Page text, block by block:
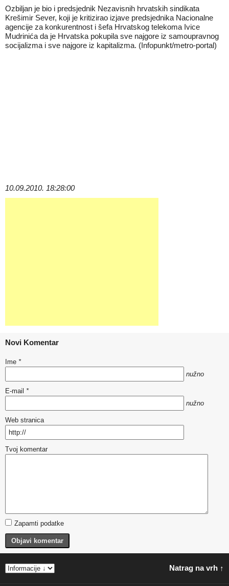
Ozbiljan je bio i predsjednik Nezavisnih hrvatskih sindikata
Krešimir Sever, koji je kritizirao izjave predsjednika Nacionalne
agencije za konkurentnost i šefa Hrvatskog telekoma Ivice
Mudrinića da je Hrvatska pokupila sve najgore iz samoupravnog
socijalizma i sve najgore iz kapitalizma. (Infopunkt/metro-portal)
10.09.2010. 18:28:00
Novi Komentar
Ime *
nužno
E-mail *
nužno
Web stranica
Tvoj komentar
Zapamti podatke
Objavi komentar
Natrag na vrh ↑